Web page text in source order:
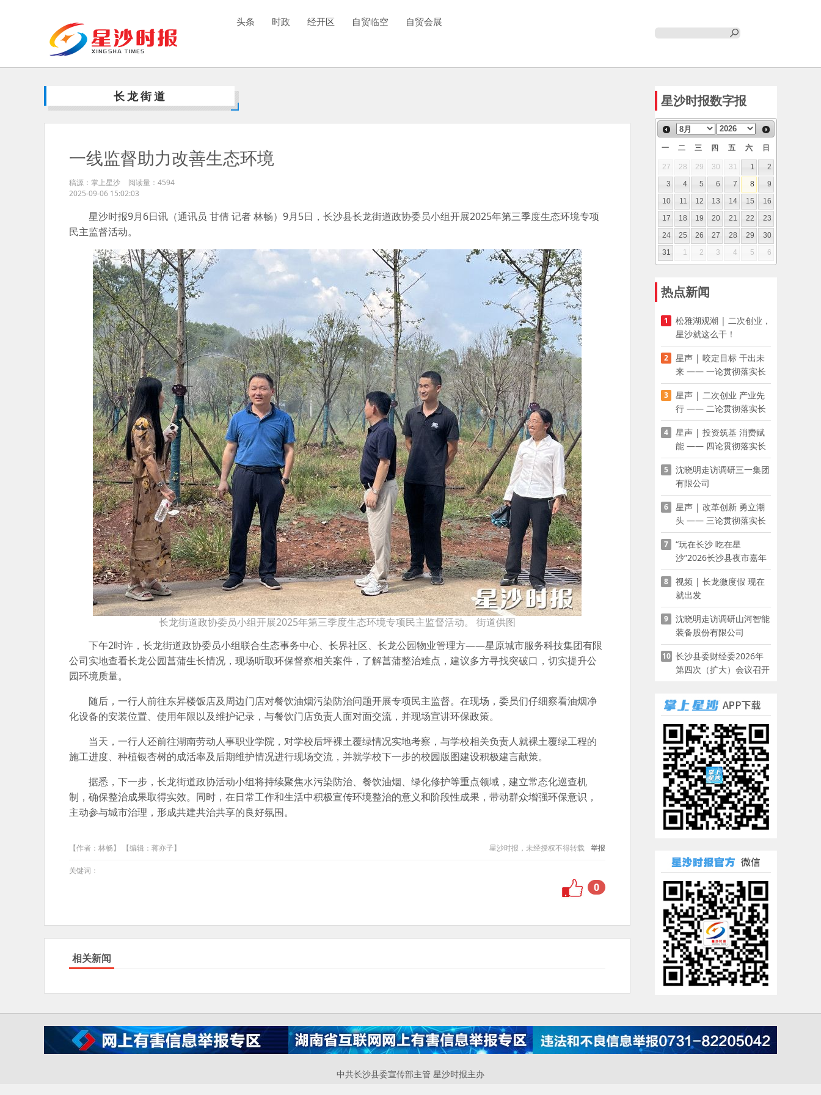
头条 时政 经开区 自贸临空 自贸会展
长龙街道
一线监督助力改善生态环境
稿源：掌上星沙 阅读量： 4594
2025-09-06 15:02:03
星沙时报9月6日讯（通讯员 甘倩 记者 林畅）9月5日，长沙县长龙街道政协委员小组开展2025年第三季度生态环境专项
民主监督活动。
长龙街道政协委员小组开展2025年第三季度生态环境专项民主监督活动。 街道供图
下午2时许，长龙街道政协委员小组联合生态事务中心、长界社区、长龙公园物业管理方——星原城市服务科技集团有限
公司实地查看长龙公园菖蒲生长情况，现场听取环保督察相关案件，了解菖蒲整治难点，建议多方寻找突破口，切实提升公
园环境质量。
随后，一行人前往东昇楼饭店及周边门店对餐饮油烟污染防治问题开展专项民主监督。在现场，委员们仔细察看油烟净
化设备的安装位置、使用年限以及维护记录，与餐饮门店负责人面对面交流，并现场宣讲环保政策。
当天，一行人还前往湖南劳动人事职业学院，对学校后坪裸土覆绿情况实地考察，与学校相关负责人就裸土覆绿工程的
施工进度、种植银杏树的成活率及后期维护情况进行现场交流，并就学校下一步的校园版图建设积极建言献策。
据悉，下一步，长龙街道政协活动小组将持续聚焦水污染防治、餐饮油烟、绿化修护等重点领域，建立常态化巡查机
制，确保整治成果取得实效。同时，在日常工作和生活中积极宣传环境整治的意义和阶段性成果，带动群众增强环保意识，
主动参与城市治理，形成共建共治共享的良好氛围。
【作者：林畅】 【编辑：蒋亦子】 星沙时报，未经授权不得转载 举报
关键词：
0
相关新闻
星沙时报数字报
一 二 三 四 五 六 日
27 28 29 30 31 1
2
3
4 5 6 7 8
9
10
11 12 13 14 15
16
17
18 19 20 21 22
23
24
25 26 27 28 29
30
31
1 2 3 4 5 6
热点新闻
1
松雅湖观潮 | 二次创业，
星沙就这么干！
2
星声 | 咬定目标 干出未
来 —— 一论贯彻落实长
沙县第十五次党代会精神
3
星声 | 二次创业 产业先
行 —— 二论贯彻落实长
沙县第十五次党代会精神
4
星声 | 投资筑基 消费赋
能 —— 四论贯彻落实长
沙县第十五次党代会精神
5
沈晓明走访调研三一集团
有限公司
6
星声 | 改革创新 勇立潮
头 —— 三论贯彻落实长
沙县第十五次党代会精神
7
“玩在长沙 吃在星
沙”2026长沙县夜市嘉年
华启幕
8
视频 | 长龙微度假 现在
就出发
9
沈晓明走访调研山河智能
装备股份有限公司
10 长沙县委财经委2026年
第四次（扩大）会议召开
中共长沙县委宣传部主管 星沙时报主办